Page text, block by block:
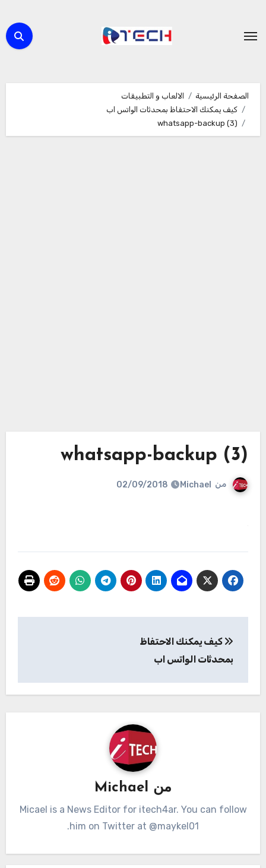
المحتوى
الصفحة الرئيسية
الالعاب و التطبيقات
كيف يمكنك الاحتفاظ بمحدثات الواتس اب
whatsapp-backup (3)
whatsapp-backup (3)
من Michael
02/09/2018
المقالات
كيف يمكنك الاحتفاظ
بمحدثات الواتس اب
من Michael
Micael is a News Editor for itech4ar. You can follow
him on Twitter at @maykel01.